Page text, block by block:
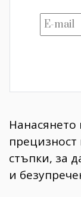
стъпки, за
и